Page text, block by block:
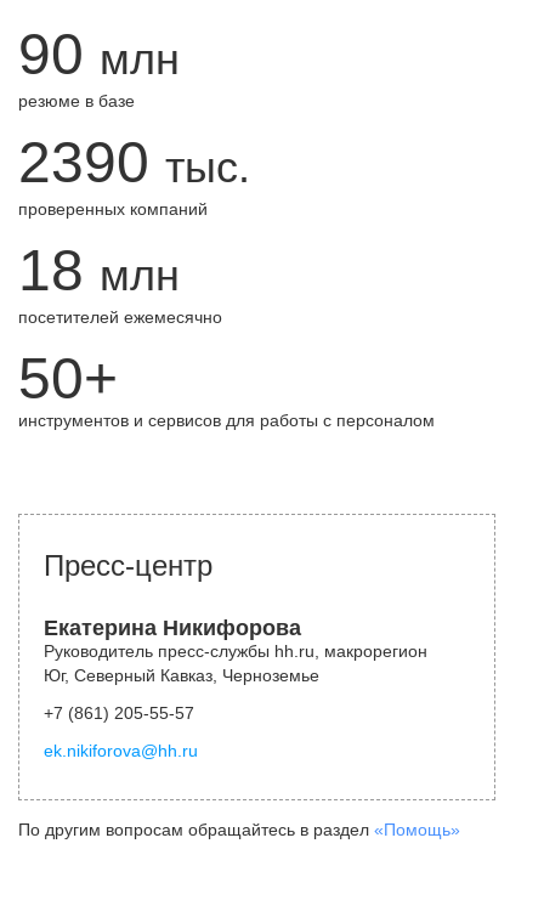
90 млн
резюме в базе
2390 тыс.
проверенных компаний
18 млн
посетителей ежемесячно
50+
инструментов и сервисов для работы с персоналом
Пресс-центр
Екатерина Никифорова
Руководитель пресс-службы hh.ru, макрорегион
Юг, Северный Кавказ, Черноземье
+7 (861) 205-55-57
ek.nikiforova@hh.ru
По другим вопросам обращайтесь в раздел «Помощь»